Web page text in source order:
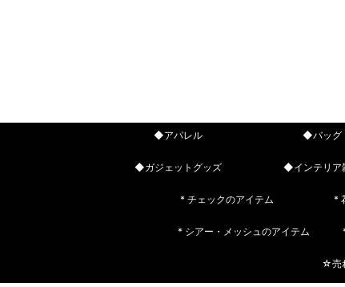
◆アパレル ◆バッグ
◆ガジェットグッズ ◆インテリア
* チェックのアイテム *
* シアー・メッシュのアイテム
☆売